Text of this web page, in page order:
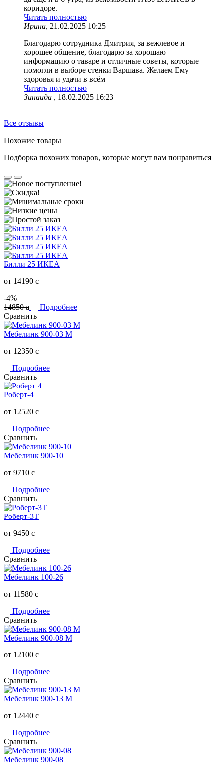
коридоре.
Читать полностью
Ирина, 21.02.2025 10:25
Благодарю сотрудника Дмитрия, за вежлевое и
хорошее общение, благодарю за хорошаю
информацию о таваре и отличные советы, которые
помогли в выборе стенки Варшава. Желаем Ему
здоровья и удачи в всём
Читать полностью
Зинаида ,
18.02.2025 16:23
Все отзывы
Похожие товары
Подборка похожих товаров, которые могут вам понравиться
Билли 25 ИКЕА
от 14190 c
-4%
14850a
Подробнее
Сравнить
Мебелинк 900-03 М
от 12350 c
Подробнее
Сравнить
Роберт-4
от 12520 c
Подробнее
Сравнить
Мебелинк 900-10
от 9710 c
Подробнее
Сравнить
Роберт-3Т
от 9450 c
Подробнее
Сравнить
Мебелинк 100-26
от 11580 c
Подробнее
Сравнить
Мебелинк 900-08 М
от 12100 c
Подробнее
Сравнить
Мебелинк 900-13 М
от 12440 c
Подробнее
Сравнить
Мебелинк 900-08